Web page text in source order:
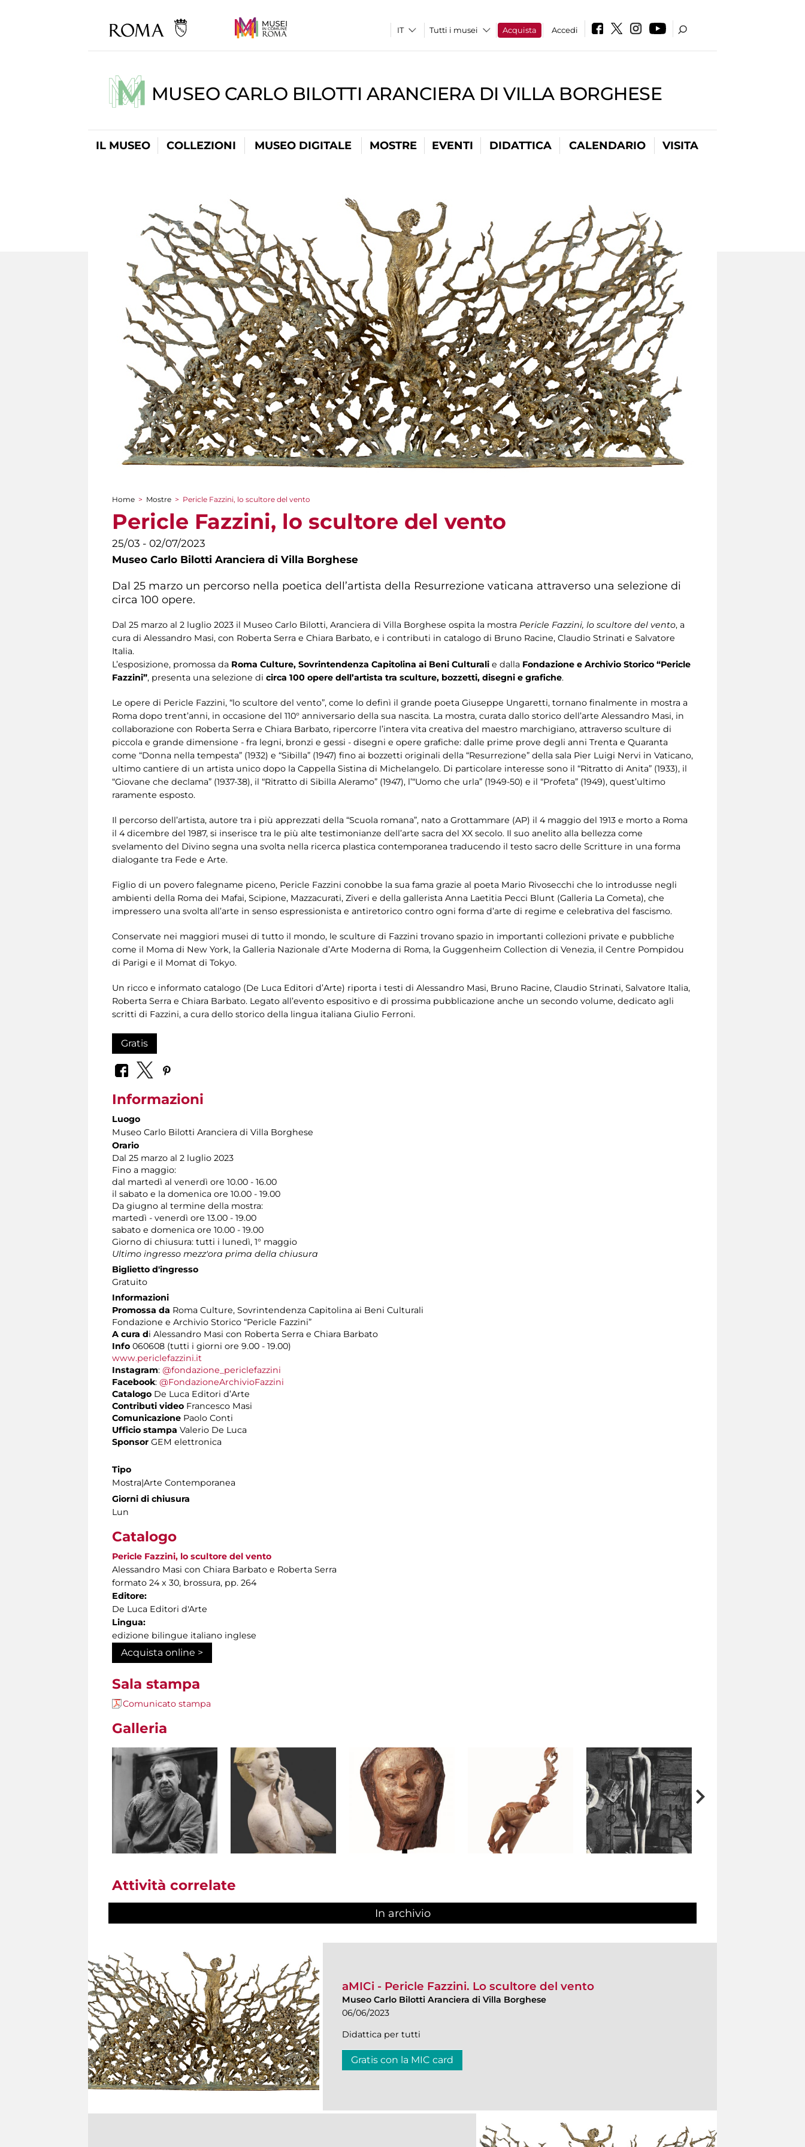
Tutti i musei Acquista Accedi
MUSEO CARLO BILOTTI ARANCIERA DI VILLA BORGHESE
IL MUSEO COLLEZIONI MUSEO DIGITALE MOSTRE EVENTI DIDATTICA CALENDARIO VISITA
Tu sei qui
Home > Mostre > Pericle Fazzini, lo scultore del vento
Pericle Fazzini, lo scultore del vento
25/03 - 02/07/2023
Museo Carlo Bilotti Aranciera di Villa Borghese
Dal 25 marzo un percorso nella poetica dell’artista della Resurrezione vaticana attraverso una selezione di
circa 100 opere.
Dal 25 marzo al 2 luglio 2023 il Museo Carlo Bilotti, Aranciera di Villa Borghese ospita la mostra Pericle Fazzini, lo scultore del vento, a
cura di Alessandro Masi, con Roberta Serra e Chiara Barbato, e i contributi in catalogo di Bruno Racine, Claudio Strinati e Salvatore
Italia.
L’esposizione, promossa da Roma Culture, Sovrintendenza Capitolina ai Beni Culturali e dalla Fondazione e Archivio Storico “Pericle
Fazzini”, presenta una selezione di circa 100 opere dell’artista tra sculture, bozzetti, disegni e grafiche.
Le opere di Pericle Fazzini, “lo scultore del vento”, come lo definì il grande poeta Giuseppe Ungaretti, tornano finalmente in mostra a
Roma dopo trent’anni, in occasione del 110° anniversario della sua nascita. La mostra, curata dallo storico dell’arte Alessandro Masi, in
collaborazione con Roberta Serra e Chiara Barbato, ripercorre l’intera vita creativa del maestro marchigiano, attraverso sculture di
piccola e grande dimensione - fra legni, bronzi e gessi - disegni e opere grafiche: dalle prime prove degli anni Trenta e Quaranta
come “Donna nella tempesta” (1932) e “Sibilla” (1947) fino ai bozzetti originali della “Resurrezione” della sala Pier Luigi Nervi in Vaticano,
ultimo cantiere di un artista unico dopo la Cappella Sistina di Michelangelo. Di particolare interesse sono il “Ritratto di Anita” (1933), il
“Giovane che declama” (1937-38), il “Ritratto di Sibilla Aleramo” (1947), l’“Uomo che urla” (1949-50) e il “Profeta” (1949), quest’ultimo
raramente esposto.
Il percorso dell’artista, autore tra i più apprezzati della “Scuola romana”, nato a Grottammare (AP) il 4 maggio del 1913 e morto a Roma
il 4 dicembre del 1987, si inserisce tra le più alte testimonianze dell’arte sacra del XX secolo. Il suo anelito alla bellezza come
svelamento del Divino segna una svolta nella ricerca plastica contemporanea traducendo il testo sacro delle Scritture in una forma
dialogante tra Fede e Arte.
Figlio di un povero falegname piceno, Pericle Fazzini conobbe la sua fama grazie al poeta Mario Rivosecchi che lo introdusse negli
ambienti della Roma dei Mafai, Scipione, Mazzacurati, Ziveri e della gallerista Anna Laetitia Pecci Blunt (Galleria La Cometa), che
impressero una svolta all’arte in senso espressionista e antiretorico contro ogni forma d’arte di regime e celebrativa del fascismo.
Conservate nei maggiori musei di tutto il mondo, le sculture di Fazzini trovano spazio in importanti collezioni private e pubbliche
come il Moma di New York, la Galleria Nazionale d’Arte Moderna di Roma, la Guggenheim Collection di Venezia, il Centre Pompidou
di Parigi e il Momat di Tokyo.
Un ricco e informato catalogo (De Luca Editori d’Arte) riporta i testi di Alessandro Masi, Bruno Racine, Claudio Strinati, Salvatore Italia,
Roberta Serra e Chiara Barbato. Legato all’evento espositivo e di prossima pubblicazione anche un secondo volume, dedicato agli
scritti di Fazzini, a cura dello storico della lingua italiana Giulio Ferroni.
Gratis
Informazioni
Luogo
Museo Carlo Bilotti Aranciera di Villa Borghese
Orario
Dal 25 marzo al 2 luglio 2023
Fino a maggio:
dal martedì al venerdì ore 10.00 - 16.00
il sabato e la domenica ore 10.00 - 19.00
Da giugno al termine della mostra:
martedì - venerdì ore 13.00 - 19.00
sabato e domenica ore 10.00 - 19.00
Giorno di chiusura: tutti i lunedì, 1° maggio
Ultimo ingresso mezz'ora prima della chiusura
Biglietto d'ingresso
Gratuito
Informazioni
Promossa da Roma Culture, Sovrintendenza Capitolina ai Beni Culturali
Fondazione e Archivio Storico “Pericle Fazzini”
A cura di Alessandro Masi con Roberta Serra e Chiara Barbato
Info 060608 (tutti i giorni ore 9.00 - 19.00)
www.periclefazzini.it
Instagram: @fondazione_periclefazzini
Facebook: @FondazioneArchivioFazzini
Catalogo De Luca Editori d’Arte
Contributi video Francesco Masi
Comunicazione Paolo Conti
Ufficio stampa Valerio De Luca
Sponsor GEM elettronica
Tipo
Mostra|Arte Contemporanea
Giorni di chiusura
Lun
Catalogo
Pericle Fazzini, lo scultore del vento
Alessandro Masi con Chiara Barbato e Roberta Serra
formato 24 x 30, brossura, pp. 264
Editore:
De Luca Editori d'Arte
Lingua:
edizione bilingue italiano inglese
Acquista online >
Sala stampa
Comunicato stampa
Galleria
Attività correlate
In archivio
aMICi - Pericle Fazzini. Lo scultore del vento
Museo Carlo Bilotti Aranciera di Villa Borghese
06/06/2023
Didattica per tutti
Gratis con la MIC card